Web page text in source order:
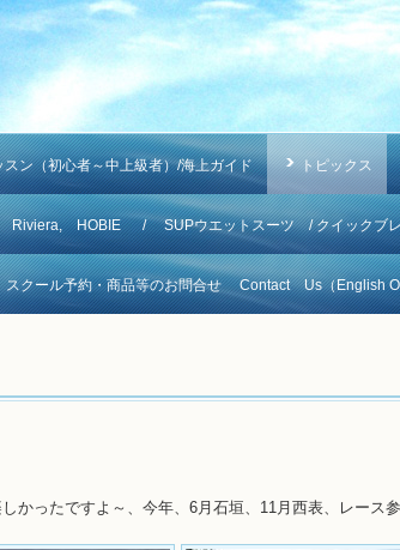
ン（初心者～中上級者）/海上ガイド トピックス
Riviera, HOBIE / SUPウエットスーツ / クイックブレ
スクール予約・商品等のお問合せ Contact Us（English
かったですよ～、今年、6月石垣、11月西表、レース